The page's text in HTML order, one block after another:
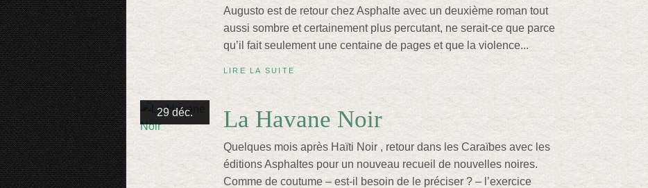
Augusto est de retour chez Asphalte avec un deuxième roman tout
aussi sombre et certainement plus percutant, ne serait-ce que parce
qu’il fait seulement une centaine de pages et que la violence...
LIRE LA SUITE
29 déc. La Havane Noir
Quelques mois après Haïti Noir , retour dans les Caraïbes avec les
éditions Asphaltes pour un nouveau recueil de nouvelles noires.
Comme de coutume – est-il besoin de le préciser ? – l’exercice